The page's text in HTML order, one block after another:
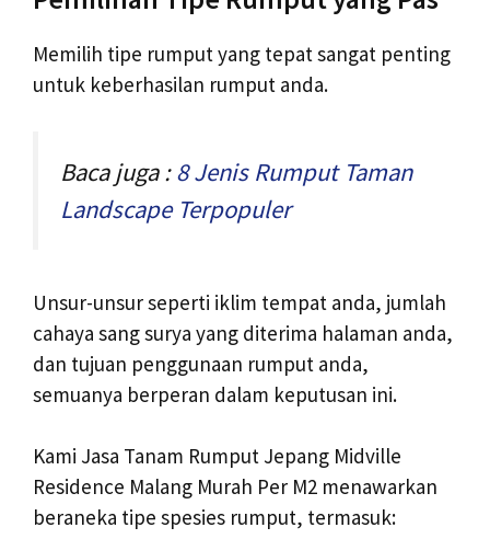
Memilih tipe rumput yang tepat sangat penting
untuk keberhasilan rumput anda.
Baca juga :8 Jenis Rumput Taman
Landscape Terpopuler
Unsur-unsur seperti iklim tempat anda, jumlah
cahaya sang surya yang diterima halaman anda,
dan tujuan penggunaan rumput anda,
semuanya berperan dalam keputusan ini.
Kami Jasa Tanam Rumput Jepang Midville
Residence Malang Murah Per M2 menawarkan
beraneka tipe spesies rumput, termasuk: